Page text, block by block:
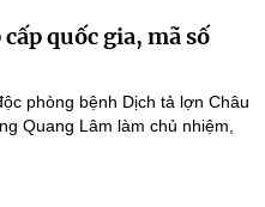
quốc gia, mã số
phòng bệnh Dịch tả lợn Châu
Quang Lâm làm chủ nhiệm,